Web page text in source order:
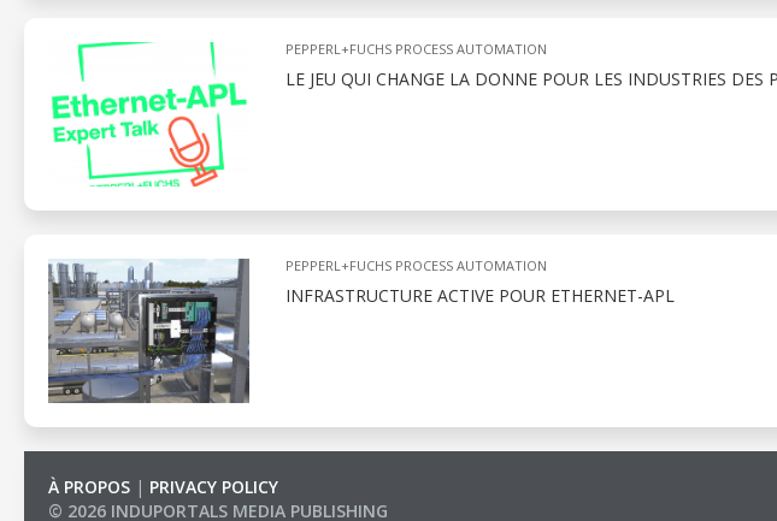
PEPPERL+FUCHS PROCESS AUTOMATION
LE JEU QUI CHANGE LA DONNE POUR LES INDUSTRIES DES
PEPPERL+FUCHS PROCESS AUTOMATION
INFRASTRUCTURE ACTIVE POUR ETHERNET-APL
À PROPOS | PRIVACY POLICY
© 2026 INDUPORTALS MEDIA PUBLISHING